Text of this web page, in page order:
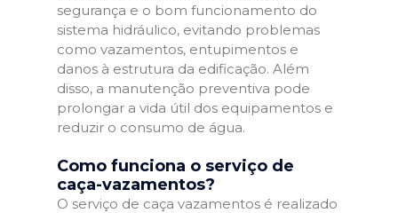
segurança e o bom funcionamento do
sistema hidráulico, evitando problemas
como vazamentos, entupimentos e
danos à estrutura da edificação. Além
disso, a manutenção preventiva pode
prolongar a vida útil dos equipamentos e
reduzir o consumo de água.
Como funciona o serviço de
caça-vazamentos?
O serviço de caça vazamentos é realizado